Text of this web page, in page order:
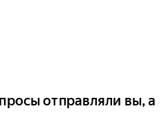
отправляли вы, а